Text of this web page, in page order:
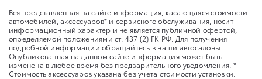
Вся представленная на сайте информация, касающаяся стоимости
автомобилей, аксессуаров* и сервисного обслуживания, носит
информационный характер и не является публичной офертой,
определяемой положениями ст. 437 (2) ГК РФ. Для получения
подробной информации обращайтесь в наши автосалоны.
Опубликованная на данном сайте информация может быть
изменена в любое время без предварительного уведомления. *
Стоимость аксессуаров указана без учета стоимости установки.